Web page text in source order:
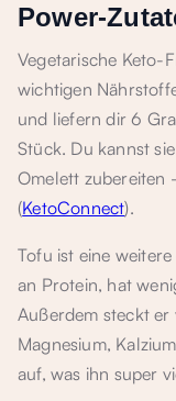
Power-
Vegetarische Keto-
wichtigen
und liefern dir 6
Stück. Du kannst
Omelett zubereiten
(KetoConnect).
Tofu ist eine
an Protein, hat
Außerdem steckt
Magnesium,
auf, was ihn super